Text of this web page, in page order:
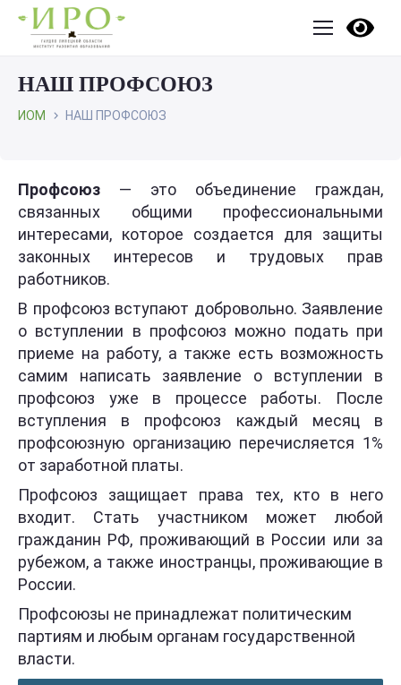
НАШ ПРОФСОЮЗ
ИОМ НАШ ПРОФСОЮЗ
Профсоюз — это объединение граждан,
связанных общими профессиональными
интересами, которое создается для защиты
законных интересов и трудовых прав
работников.
В профсоюз вступают добровольно. Заявление
о вступлении в профсоюз можно подать при
приеме на работу, а также есть возможность
самим написать заявление о вступлении в
профсоюз уже в процессе работы. После
вступления в профсоюз каждый месяц в
профсоюзную организацию перечисляется 1%
от заработной платы.
Профсоюз защищает права тех, кто в него
входит. Стать участником может любой
гражданин РФ, проживающий в России или за
рубежом, а также иностранцы, проживающие в
России.
Профсоюзы не принадлежат политическим
партиям и любым органам государственной
власти.